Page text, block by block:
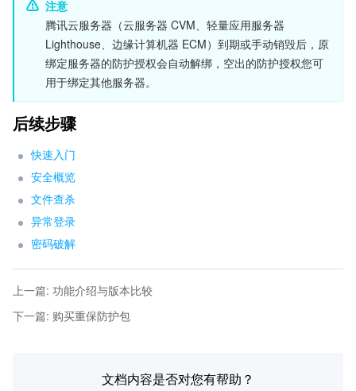
注意
腾讯云服务器（云服务器 CVM、轻量应用服务器
Lighthouse、边缘计算机器 ECM）到期或手动销毁后，原
绑定服务器的防护授权会自动解绑，空出的防护授权您可
用于绑定其他服务器。
后续步骤
快速入门
安全概览
文件查杀
异常登录
密码破解
上一篇: 功能介绍与版本比较
下一篇: 购买重保防护包
文档内容是否对您有帮助？